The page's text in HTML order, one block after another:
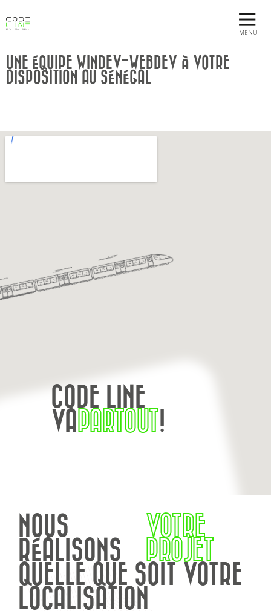
MENU
UNE ÉQUIPE WINDEV-WEBDEV À VOTRE
DISPOSITION AU SÉNÉGAL
CODE LINE
VAPARTOUT!
NOUS
RÉALISONS
VOTRE
PROJET
QUELLE QUE SOIT VOTRE
LOCALISATION